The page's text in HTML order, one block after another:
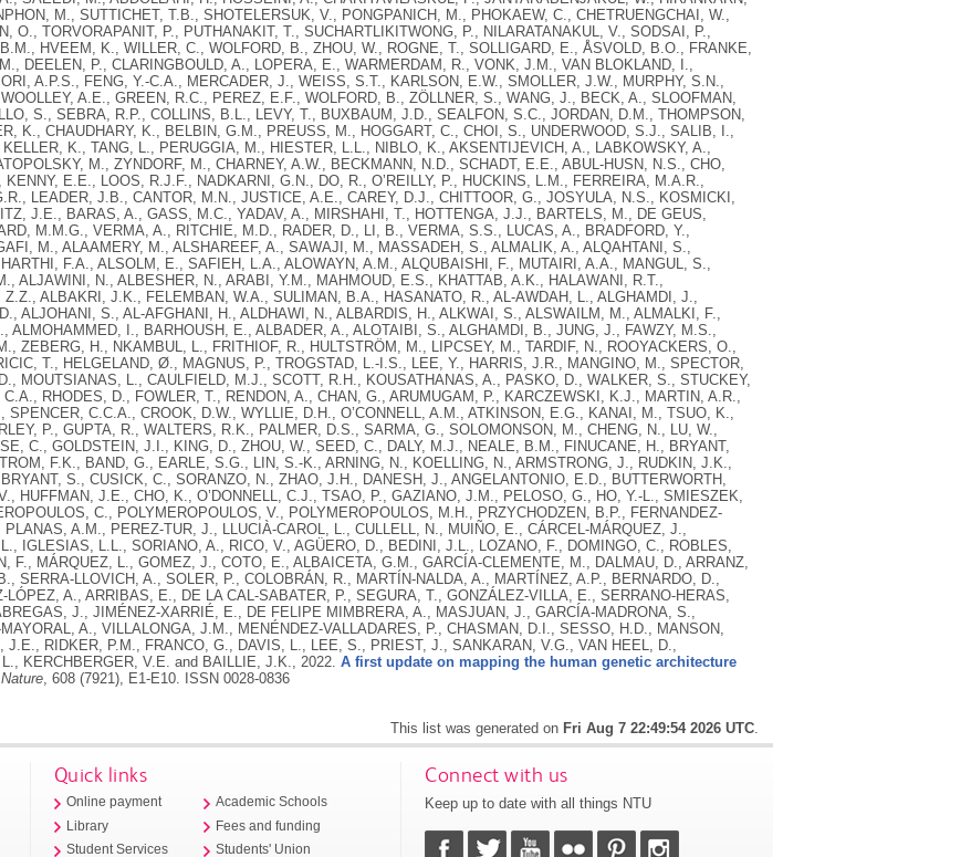
2022. A first update on mapping the human genetic architecture
Nature, 608 (7921), E1-E10. ISSN 0028-0836
This list was generated on Fri Aug 7 22:49:54 2026 UTC
Quick links
Online payment
Library
Student Services
Academic Schools
Fees and funding
Students' Union
Connect with us
Keep up to date with all things NTU